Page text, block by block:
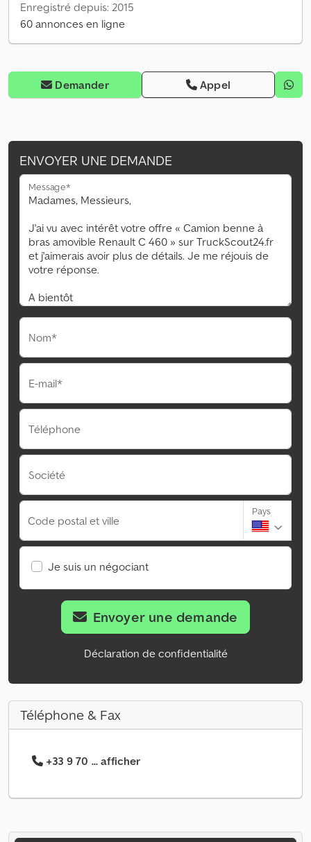
Enregistré depuis: 2015
60 annonces en ligne
Demander Appel
ENVOYER UNE DEMANDE
Message*
Nom*
E-mail*
Téléphone
Société
Code postal et ville
Pays
Je suis un négociant
Envoyer une demande
Déclaration de confidentialité
Téléphone & Fax
+33 9 70 ... afficher